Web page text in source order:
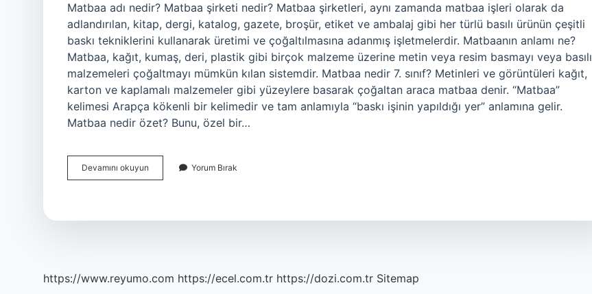
Matbaa adı nedir? Matbaa şirketi nedir? Matbaa şirketleri, aynı zamanda matbaa işleri olarak da
adlandırılan, kitap, dergi, katalog, gazete, broşür, etiket ve ambalaj gibi her türlü basılı ürünün çeşitli
baskı tekniklerini kullanarak üretimi ve çoğaltılmasına adanmış işletmelerdir. Matbaanın anlamı ne?
Matbaa, kağıt, kumaş, deri, plastik gibi birçok malzeme üzerine metin veya resim basmayı veya basılı
malzemeleri çoğaltmayı mümkün kılan sistemdir. Matbaa nedir 7. sınıf? Metinleri ve görüntüleri kağıt,
karton ve kaplamalı malzemeler gibi yüzeylere basarak çoğaltan araca matbaa denir. “Matbaa”
kelimesi Arapça kökenli bir kelimedir ve tam anlamıyla “baskı işinin yapıldığı yer” anlamına gelir.
Matbaa nedir özet? Bunu, özel bir…
Devamını okuyun Matbaanın
Diğer
Yorum Bırak
https://www.reyumo.com https://ecel.com.tr https://dozi.com.tr Sitemap